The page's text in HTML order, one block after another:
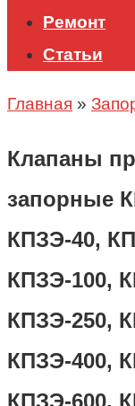
Ремонт
Статьи
Главная »
Клапаны
запорные
КПЗЭ-40,
КПЗЭ-100,
КПЗЭ-250,
КПЗЭ-400,
КПЗЭ-600,